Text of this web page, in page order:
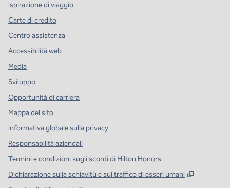
Ispirazione di viaggio
Carte di credito
Centro assistenza
Accessibilità web
Media
Sviluppo
Opportunità di carriera
Mappa del sito
Informativa globale sulla privacy
Responsabilità aziendali
Termini e condizioni sugli sconti di Hilton Honors
Dichiarazione sulla schiavitù e sul traffico di esseri umani
,